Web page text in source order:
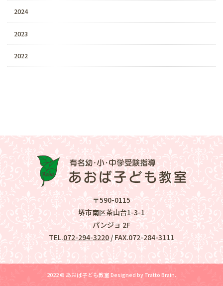
2024
2023
2022
〒590-0115
堺市南区茶山台1-3-1
パンジョ 2F
TEL.072-294-3220 / FAX.072-284-3111
2022 © あおば子ども教室 Designed by Tratto Brain.